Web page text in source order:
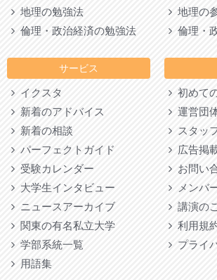
地理の勉強法
倫理・政治経済の勉強法
サービス
イクスタ
新着のアドバイス
新着の相談
パーフェクトガイド
受験カレンダー
大学生インタビュー
ニュースアーカイブ
関東の有名私立大学
学部系統一覧
用語集
地理の
倫理・
初めて
運営団
スタッ
広告掲
お問い
メンバ
講演の
利用規
プライ